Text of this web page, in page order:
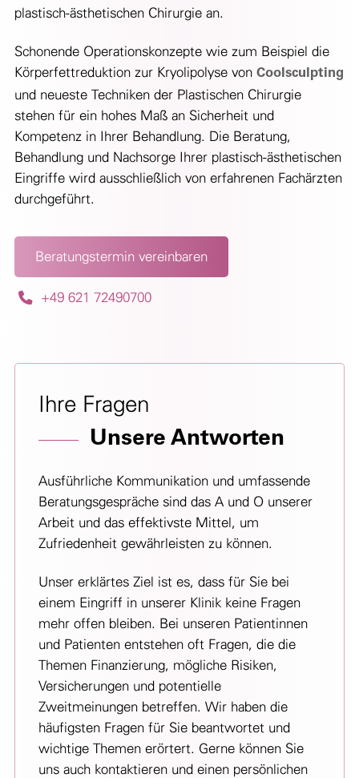
plastisch-ästhetischen Chirurgie an.
Schonende Operationskonzepte wie zum Beispiel die
Körperfettreduktion zur Kryolipolyse von Coolsculpting
und neueste Techniken der Plastischen Chirurgie
stehen für ein hohes Maß an Sicherheit und
Kompetenz in Ihrer Behandlung. Die Beratung,
Behandlung und Nachsorge Ihrer plastisch-ästhetischen
Eingriffe wird ausschließlich von erfahrenen Fachärzten
durchgeführt.
Beratungstermin vereinbaren
+49 621 72490700
Ihre Fragen
Unsere Antworten
Ausführliche Kommunikation und umfassende
Beratungsgespräche sind das A und O unserer
Arbeit und das effektivste Mittel, um
Zufriedenheit gewährleisten zu können.
Unser erklärtes Ziel ist es, dass für Sie bei
einem Eingriff in unserer Klinik keine Fragen
mehr offen bleiben. Bei unseren Patientinnen
und Patienten entstehen oft Fragen, die die
Themen Finanzierung, mögliche Risiken,
Versicherungen und potentielle
Zweitmeinungen betreffen. Wir haben die
häufigsten Fragen für Sie beantwortet und
wichtige Themen erörtert. Gerne können Sie
uns auch kontaktieren und einen persönlichen